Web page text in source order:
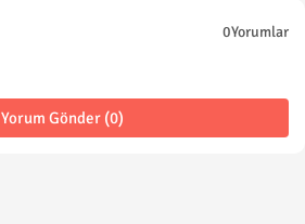
0Yorumlar
Yorum Gönder (0)